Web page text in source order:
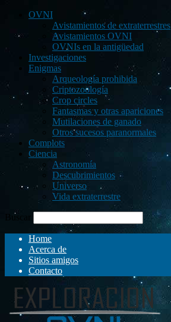
OVNI
Avistamientos de extraterrestres
Avistamientos OVNI
OVNIs en la antigüedad
Investigaciones
Enigmas
Arqueología prohibida
Criptozoología
Crop circles
Fantasmas y otras apariciones
Mutilaciones de ganado
Otros sucesos paranormales
Complots
Ciencia
Astronomía
Descubrimientos
Universo
Vida extraterrestre
Buscar
Home
Acerca de
Sitios amigos
Contacto